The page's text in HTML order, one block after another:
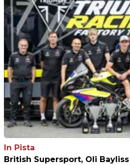
In Pista
British Supersport, Oli